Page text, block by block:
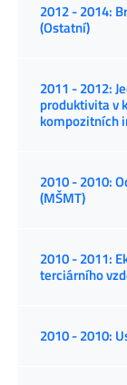
2012 - 2014:
(Ostatní)
2011 - 2012:
produktivita v
kompozitních
2010 - 2010:
(MŠMT)
2010 - 2011:
terciárního
2010 - 2010: